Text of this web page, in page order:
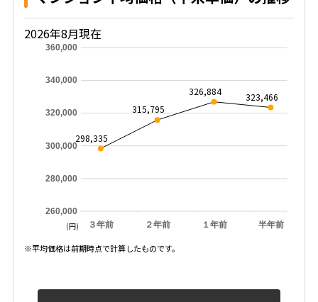
2026年8月現在
３年前 ２年前 １年前 半年前
260,000
280,000
300,000
320,000
340,000
360,000
298,335
315,795
326,884 323,466
(円)
※平均価格は前期時点で計算したものです。